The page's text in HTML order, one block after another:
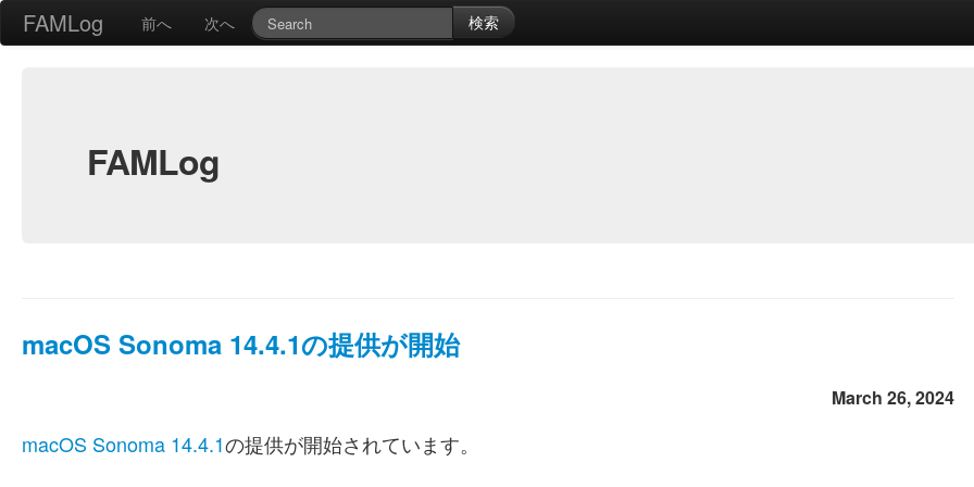
FAMLog 前へ 次へ 検索
FAMLog
macOS Sonoma 14.4.1の提供が開始
March 26, 2024
macOS Sonoma 14.4.1の提供が開始されています。